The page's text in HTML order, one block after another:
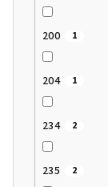
200 1
204 1
234 2
235 2